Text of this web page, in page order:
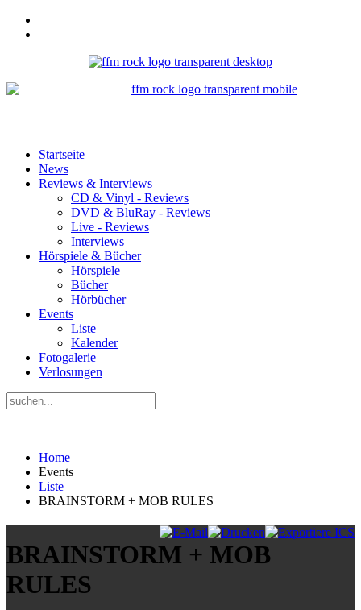
Startseite
News
Reviews & Interviews
CD & Vinyl - Reviews
DVD & BluRay - Reviews
Live - Reviews
Interviews
Hörspiele & Bücher
Hörspiele
Bücher
Hörbücher
Events
Liste
Kalender
Fotogalerie
Verlosungen
Home
Events
Liste
BRAINSTORM + MOB RULES
BRAINSTORM + MOB
RULES